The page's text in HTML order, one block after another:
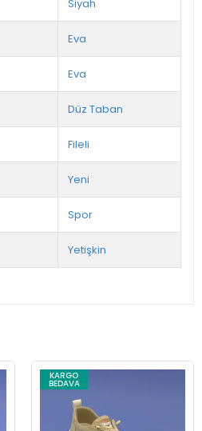
Siyah
Eva
Eva
Düz Taban
Fileli
Yeni
Spor
Yetişkin
KARGO
BEDAVA